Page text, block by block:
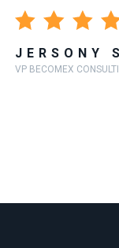
JERSONY
VP BECOMEX